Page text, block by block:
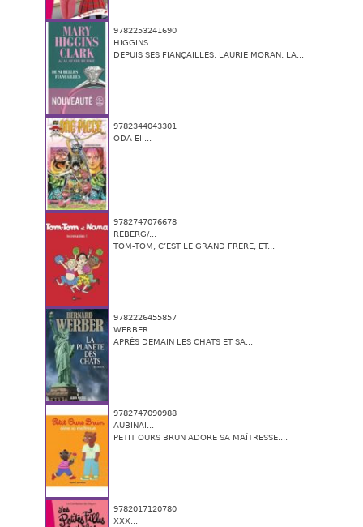
9782253241690
HIGGINS...
DEPUIS SES FIANÇAILLES, LAURIE MORAN, LA...
9782344043301
ODA EII...
9782747076678
REBERG/...
TOM-TOM, C’EST LE GRAND FRÈRE, ET...
9782226455857
WERBER ...
APRÈS DEMAIN LES CHATS ET SA...
9782747090988
AUBINAI...
PETIT OURS BRUN ADORE SA MAÎTRESSE....
9782017120780
XXX...